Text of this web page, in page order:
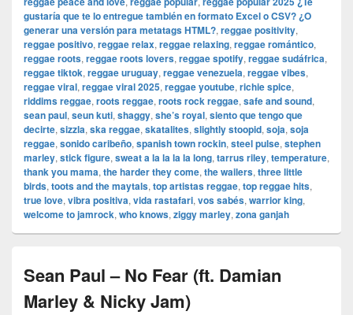
gustaría que te lo entregue también en formato Excel o CSV? ¿O
generar una versión para metatags HTML?, reggae positivity,
reggae positivo, reggae relax, reggae relaxing, reggae romántico,
reggae roots, reggae roots lovers, reggae spotify, reggae sudáfrica,
reggae tiktok, reggae uruguay, reggae venezuela, reggae vibes,
reggae viral, reggae viral 2025, reggae youtube, richie spice,
riddims reggae, roots reggae, roots rock reggae, safe and sound,
sean paul, seun kuti, shaggy, she’s royal, siento que tengo que
decirte, sizzla, ska reggae, skatalites, slightly stoopid, soja, soja
reggae, sonido caribeño, spanish town rockin, steel pulse, stephen
marley, stick figure, sweat a la la la la long, tarrus riley, temperature,
thank you mama, the harder they come, the wailers, three little
birds, toots and the maytals, top artistas reggae, top reggae hits,
true love, vibra positiva, vida rastafari, vos sabés, warrior king,
welcome to jamrock, who knows, ziggy marley, zona ganjah
Sean Paul – No Fear (ft. Damian
Marley & Nicky Jam)